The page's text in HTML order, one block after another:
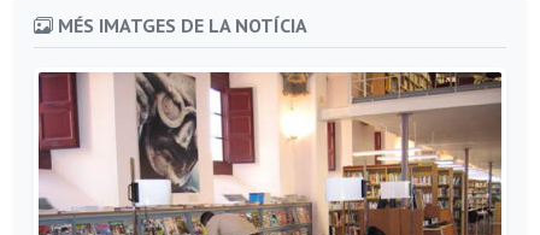
MÉS IMATGES DE LA NOTÍCIA